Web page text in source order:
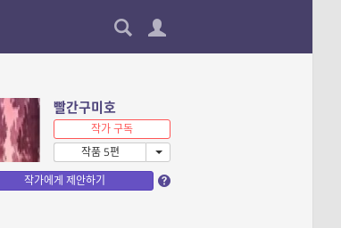
빨간구미호
작가 구독
작품 5편
작가에게 제안하기